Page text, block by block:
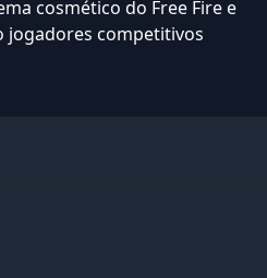
cosmético do Free Fire e
jogadores competitivos